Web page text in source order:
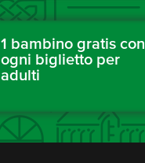
1 bambino gratis con
ogni biglietto per
adulti